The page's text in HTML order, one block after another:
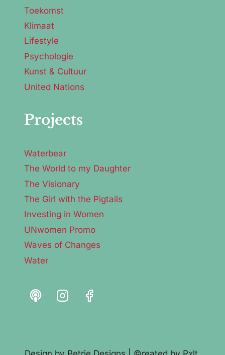
Toekomst
Klimaat
Lifestyle
Psychologie
Kunst & Cultuur
United Nations
Projects
Waterbear
The World to my Daughter
The Visionary
The Girl with the Pigtails
Investing in Women
UNwomen Promo
Waves of Changes
Water